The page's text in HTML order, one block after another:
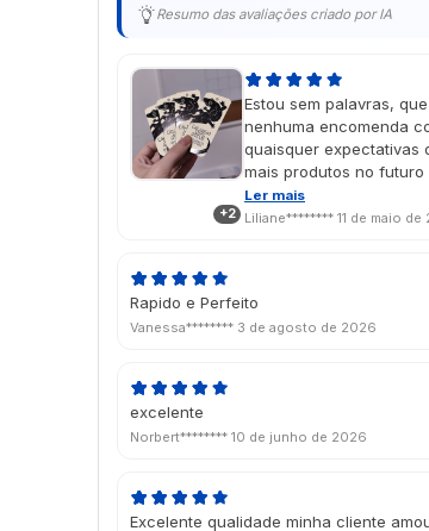
Resumo das avaliações criado por IA
+2
Estou sem palavras,
nenhuma encomenda
quaisquer expectativas
mais produtos no
imaginei no design, e o
É um presente de dia
Ler mais
Liliane******** 11 de maio de
Rapido e Perfeito
Vanessa******** 3 de agosto de 2026
excelente
Norbert******** 10 de junho de 2026
Excelente qualidade minha cliente